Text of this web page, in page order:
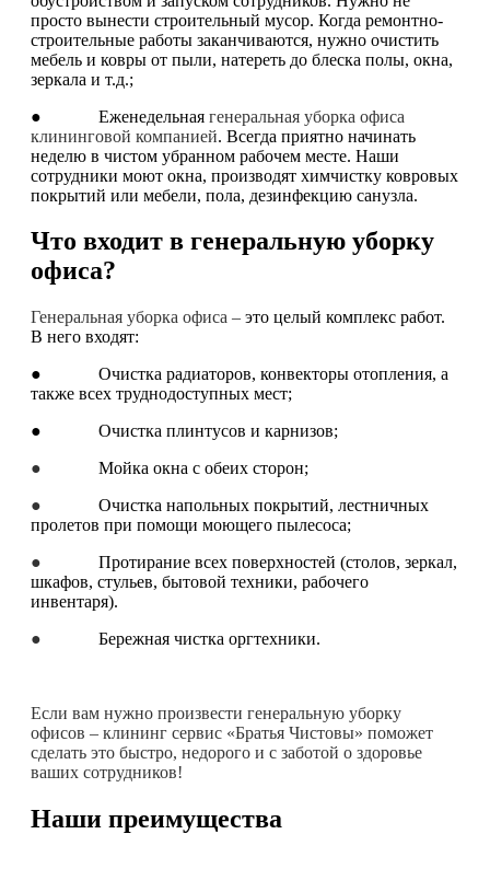
просто вынести строительный мусор. Когда ремонтно-
строительные работы заканчиваются, нужно очистить
мебель и ковры от пыли, натереть до блеска полы, окна,
зеркала и т.д.;
● Еженедельная генеральная уборка офиса
клининговой компанией. Всегда приятно начинать
неделю в чистом убранном рабочем месте. Наши
сотрудники моют окна, производят химчистку ковровых
покрытий или мебели, пола, дезинфекцию санузла.
Что входит в генеральную уборку
офиса?
Генеральная уборка офиса – это целый комплекс работ.
В него входят:
● Очистка радиаторов, конвекторы отопления, а
также всех труднодоступных мест;
● Очистка плинтусов и карнизов;
● Мойка окна с обеих сторон;
● Очистка напольных покрытий, лестничных
пролетов при помощи моющего пылесоса;
● Протирание всех поверхностей (столов, зеркал,
шкафов, стульев, бытовой техники, рабочего
инвентаря).
● Бережная чистка оргтехники.
Если вам нужно произвести генеральную уборку
офисов – клининг сервис «Братья Чистовы» поможет
сделать это быстро, недорого и с заботой о здоровье
ваших сотрудников!
Наши преимущества